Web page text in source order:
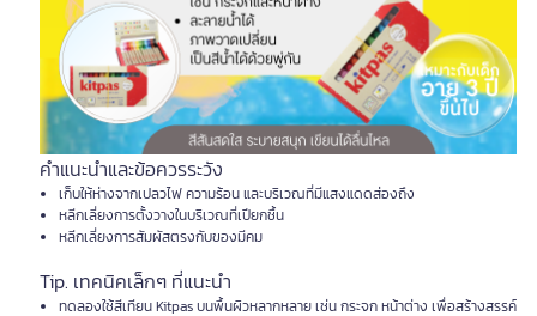
คำแนะนำและข้อควรระวัง
เก็บให้ห่างจากเปลวไฟ ความร้อน และบริเวณที่มีแสงแดดส่องถึง
หลีกเลี่ยงการตั้งวางในบริเวณที่เปียกชื้น
หลีกเลี่ยงการสัมผัสตรงกับของมีคม
Tip. เทคนิคเล็กๆ ที่แนะนำ
ทดลองใช้สีเทียน Kitpas บนพื้นผิวหลากหลาย เช่น กระจก หน้าต่าง เพื่อสร้างสรรค์